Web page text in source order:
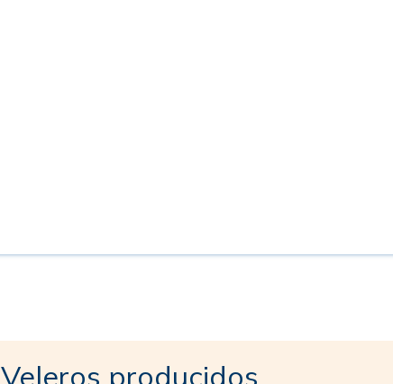
Veleros producidos